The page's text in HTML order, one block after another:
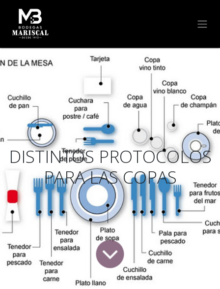
DISTINTOS PROTOCOLOS
PARA LAS COPAS